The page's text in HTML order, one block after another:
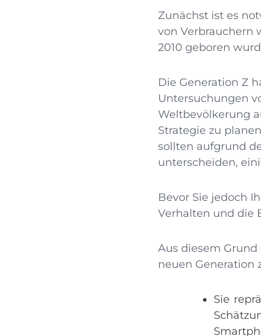
Zunächst ist es
von Verbrauchern
2010 geboren
Die Generation Z
Untersuchungen
Weltbevölkerung
Strategie zu
sollten aufgrund
unterscheiden,
Bevor Sie jedoch
Verhalten und die
Aus diesem
neuen Generation
Sie